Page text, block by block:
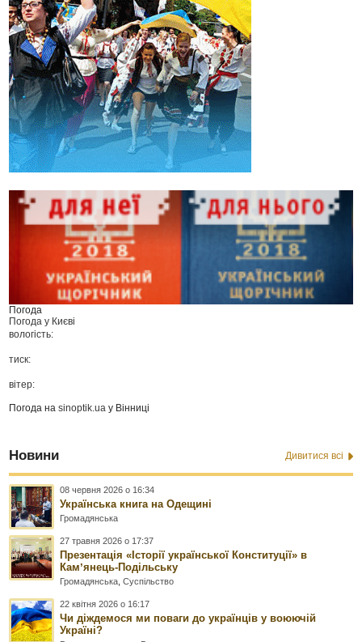
Погода
Погода у Києві
вологість:
тиск:
вітер:
Погода наsinoptik.ua у Вінниці
Новини Дивитися всі
08 червня 2026 о 16:34
Українська книга на Одещині
Громадянська
27 травня 2026 о 17:37
Презентація «Історії української Конституції» в
Камʼянець-Подільську
Громадянська ,Суспільство
22 квітня 2026 о 16:17
Чи діждемося ми поваги до українців у воюючій
Україні?